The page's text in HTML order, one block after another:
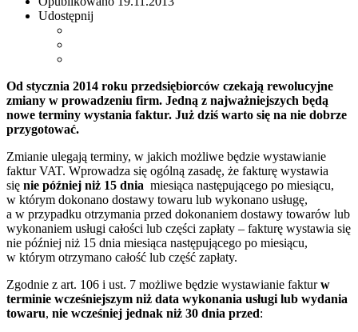
Udostępnij
Od stycznia 2014 roku przedsiębiorców czekają rewolucyjne
zmiany w prowadzeniu firm. Jedną z najważniejszych będą
nowe terminy wystania faktur. Już dziś warto się na nie dobrze
przygotować.
Zmianie ulegają terminy, w jakich możliwe będzie wystawianie
faktur VAT. Wprowadza się ogólną zasadę, że fakturę wystawia
się nie później niż 15 dnia miesiąca następującego po miesiącu,
w którym dokonano dostawy towaru lub wykonano usługę,
a w przypadku otrzymania przed dokonaniem dostawy towarów lub
wykonaniem usługi całości lub części zapłaty – fakturę wystawia się
nie później niż 15 dnia miesiąca następującego po miesiącu,
w którym otrzymano całość lub część zapłaty.
Zgodnie z art. 106 i ust. 7 możliwe będzie wystawianie fakturw
terminie wcześniejszym niż data wykonania usługi lub wydania
towaru, nie wcześniej jednak niż 30 dnia przed: